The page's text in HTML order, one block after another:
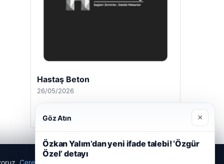
Hastaş Beton
26/05/2026
Çerez Politikamız
Göz Atın ×
Özkan Yalım’dan yeni ifade talebi! ‘Özgür
Özel’ detayı